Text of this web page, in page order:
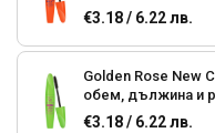
€3.18 / 6.22 лв.
Golden Rose New City Maxim Eyes mascara Спирала за
обем, дължина и
€3.18 / 6.22 лв.